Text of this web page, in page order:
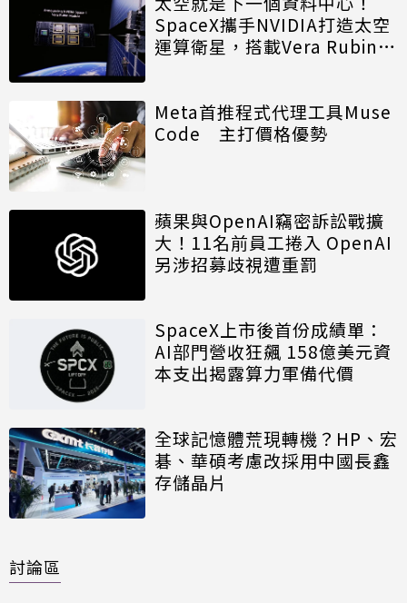
SpaceX攜手NVIDIA打造太空
運算衛星，搭載Vera Rubin運
Meta首推程式代理工具Muse
Code 主打價格優勢
蘋果與OpenAI竊密訴訟戰擴
大！11名前員工捲入 OpenAI
另涉招募歧視遭重罰
SpaceX上市後首份成績單：
AI部門營收狂飆 158億美元資
本支出揭露算力軍備代價
全球記憶體荒現轉機？HP、宏
碁、華碩考慮改採用中國長鑫
存儲晶片
討論區